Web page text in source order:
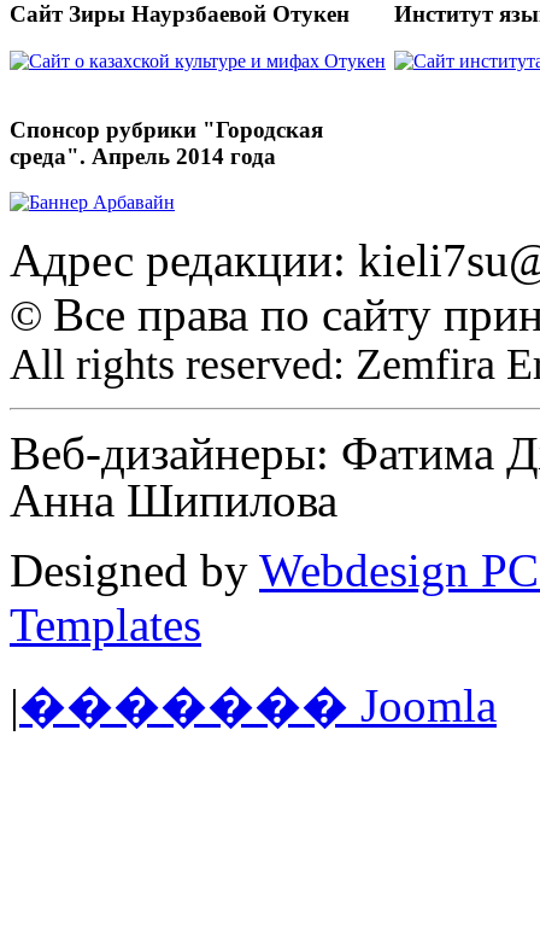
Сайт Зиры Наурзбаевой Отукен
Спонсор рубрики "Городская
среда". Апрель 2014 года
Институт
Адрес редакции:
© Все права по сайту
All rights reserved: Zemfira
Веб-дизайнеры: Фатима
Анна Шипилова
Designed by Webdesign
Templates
|������� Joomla